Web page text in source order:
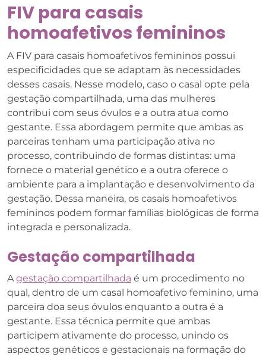
FIV para casais
homoafetivos femininos
A FIV para casais homoafetivos femininos possui
especificidades que se adaptam às necessidades
desses casais. Nesse modelo, caso o casal opte pela
gestação compartilhada, uma das mulheres
contribui com seus óvulos e a outra atua como
gestante. Essa abordagem permite que ambas as
parceiras tenham uma participação ativa no
processo, contribuindo de formas distintas: uma
fornece o material genético e a outra oferece o
ambiente para a implantação e desenvolvimento da
gestação. Dessa maneira, os casais homoafetivos
femininos podem formar famílias biológicas de forma
integrada e personalizada.
Gestação compartilhada
Agestação compartilhada é um procedimento no
qual, dentro de um casal homoafetivo feminino, uma
parceira doa seus óvulos enquanto a outra é a
gestante. Essa técnica permite que ambas
participem ativamente do processo, unindo os
aspectos genéticos e gestacionais na formação do